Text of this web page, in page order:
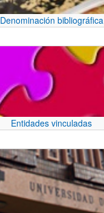
Denominación bibliográfica
Entidades vinculadas